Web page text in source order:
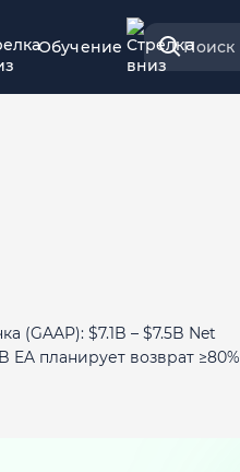
Обучение Поиск
(GAAP): $7.1B – $7.5B Net
EA планирует возврат ≥80%